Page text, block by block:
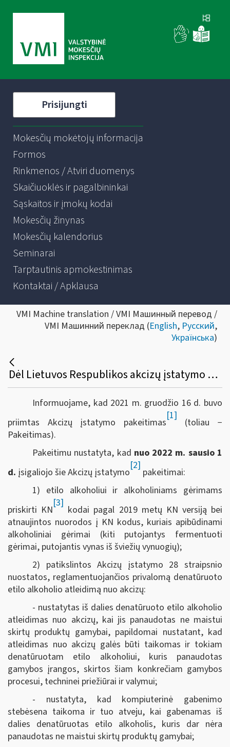
Prisijungti
Mokesčių mokėtojų informacija
Formos
Rinkmenos / Atviri duomenys
Skaičiuoklės ir pagalbininkai
Sąskaitos ir įmokų kodai
Mokesčių žinynas
Mokesčių kalendorius
Seminarai
Tarptautinis apmokestinimas
Kontaktai / Apklausa
VMI Machine translation / VMI Машинный перевод /
VMI Машинний переклад (English, Русский,
Українська)
Dėl Lietuvos Respublikos akcizų įstatymo 3, 22, 28, 29-1 straipsnių pakeitimo nuo 2022 m. sausio 1 d.
Informuojame, kad 2021 m. gruodžio 16 d. buvo
priimtas Akcizų įstatymo pakeitimas
[1]
(toliau −
Pakeitimas).
Pakeitimu nustatyta, kad nuo 2022 m. sausio 1
d. įsigaliojo šie Akcizų įstatymo
[2]
pakeitimai:
1) etilo alkoholiui ir alkoholiniams gėrimams
priskirti KN
[3]
kodai pagal 2019 metų KN versiją bei
atnaujintos nuorodos į KN kodus, kuriais apibūdinami
alkoholiniai gėrimai (kiti putojantys fermentuoti
gėrimai, putojantis vynas iš šviežių vynuogių);
2) patikslintos Akcizų įstatymo 28 straipsnio
nuostatos, reglamentuojančios privalomą denatūruoto
etilo alkoholio atleidimą nuo akcizų:
- nustatytas iš dalies denatūruoto etilo alkoholio
atleidimas nuo akcizų, kai jis panaudotas ne maistui
skirtų produktų gamybai, papildomai nustatant, kad
atleidimas nuo akcizų galės būti taikomas ir tokiam
denatūruotam etilo alkoholiui, kuris panaudotas
gamybos įrangos, skirtos šiam konkrečiam gamybos
procesui, techninei priežiūrai ir valymui;
- nustatyta, kad kompiuterinė gabenimo
stebėsena taikoma ir tuo atveju, kai gabenamas iš
dalies denatūruotas etilo alkoholis, kuris dar nėra
panaudotas ne maistui skirtų produktų gamybai;